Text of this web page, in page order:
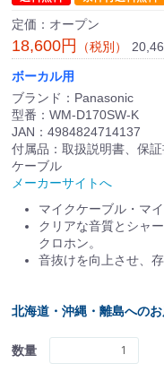
定価：オープン
18,600円 （税別）
ボーカル用
ブランド：Panasonic
型番：WM-D170SW-K
JAN：4984824714137
付属品：取扱説明書、保
ケーブル
メーカーサイトへ
マイクケーブル・マ
クリアな音質とシャ
クロホン。
音抜けを向上させ、
北海道・沖縄・離島への
数量